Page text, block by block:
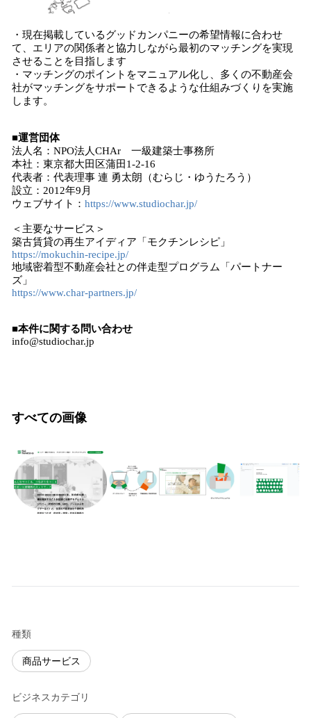
・現在掲載しているグッドカンパニーの希望情報に合わせ
て、エリアの関係者と協力しながら最初のマッチングを実現
させることを目指します
・マッチングのポイントをマニュアル化し、多くの不動産会
社がマッチングをサポートできるような仕組みづくりを実施
します。
■運営団体
法人名：NPO法人CHAr 一級建築士事務所
本社：東京都大田区蒲田1-2-16
代表者：代表理事 連 勇太朗（むらじ・ゆうたろう）
設立：2012年9月
ウェブサイト： https://www.studiochar.jp/
＜主要なサービス＞
築古賃貸の再生アイディア「モクチンレシピ」
https://mokuchin-recipe.jp/
地域密着型不動産会社との伴走型プログラム「パートナー
ズ」
https://www.char-partners.jp/
■本件に関する問い合わせ
info@studiochar.jp
すべての画像
種類
商品サービス
ビジネスカテゴリ